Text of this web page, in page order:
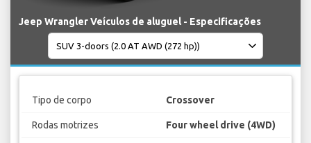
Jeep Wrangler Veículos de aluguel - Especificações
Tipo de corpo Crossover
Rodas motrizes Four wheel drive (4WD)